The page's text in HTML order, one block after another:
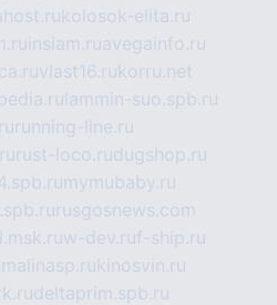
kolosok-elita.ru
insiam.ruavegainfo.ru
vlast16.rukorru.net
lammin-suo.spb.ru
running-line.ru
rust-loco.rudugshop.ru
mymubaby.ru
rusgosnews.com
w-dev.ruf-ship.ru
malinasp.rukinosvin.ru
deltaprim.spb.ru